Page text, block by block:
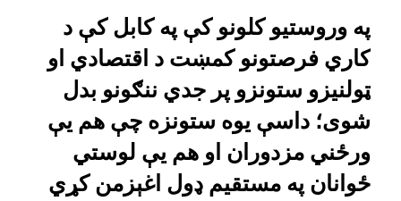
په وروستیو کلونو کې په کابل کې د
کاري فرصتونو کمښت د اقتصادي او
ټولنیزو ستونزو پر جدي ننګونو بدل
شوی؛ داسې یوه ستونزه چې هم یې
ورځني مزدوران او هم یې لوستي
ځوانان په مستقیم ډول اغېزمن کړي